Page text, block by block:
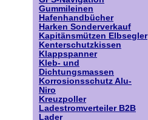
Gummileinen
Hafenhandbücher
Harken Sonderverkauf
Kapitänsmützen Elbsegler
Kenterschutzkissen
Klappspanner
Kleb- und
Dichtungsmassen
Korrosionsschutz Alu-
Niro
Kreuzpoller
Ladestromverteiler B2B
Lader